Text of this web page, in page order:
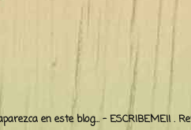
en este blog... - ESCRIBEME!! .